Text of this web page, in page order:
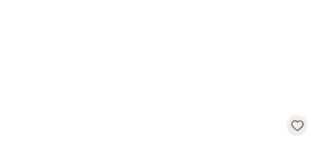
Add wishlist